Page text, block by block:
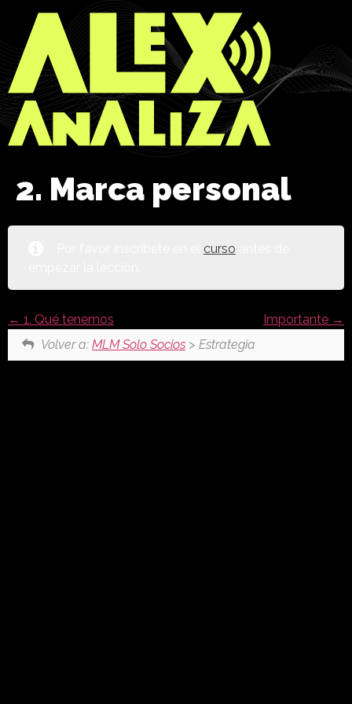
2. Marca personal
curso
1. Qué tenemos
Importante
Volver a: MLM Solo Socios> Estrategia